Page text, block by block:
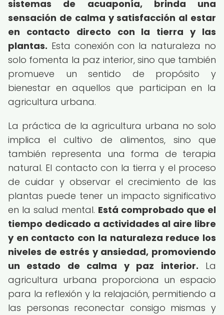
sistemas de acuaponía, brinda una
sensación de calma y satisfacción al estar
en contacto directo con la tierra y las
plantas. Esta conexión con la naturaleza no
solo fomenta la paz interior, sino que también
promueve un sentido de propósito y
bienestar en aquellos que participan en la
agricultura urbana.
La práctica de la agricultura urbana no solo
implica el cultivo de alimentos, sino que
también representa una forma de terapia
natural. El contacto con la tierra y el proceso
de cuidar y observar el crecimiento de las
plantas puede tener un impacto significativo
en la salud mental. Está comprobado que el
tiempo dedicado a actividades al aire libre
y en contacto con la naturaleza reduce los
niveles de estrés y ansiedad, promoviendo
un estado de calma y paz interior. La
agricultura urbana proporciona un espacio
para la reflexión y la relajación, permitiendo a
las personas reconectar consigo mismas y